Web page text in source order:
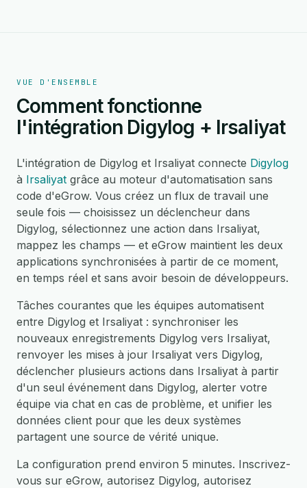
VUE D'ENSEMBLE
Comment fonctionne
l'intégration Digylog + Irsaliyat
L'intégration de Digylog et Irsaliyat connecte Digylog
à Irsaliyat grâce au moteur d'automatisation sans
code d'eGrow. Vous créez un flux de travail une
seule fois — choisissez un déclencheur dans
Digylog, sélectionnez une action dans Irsaliyat,
mappez les champs — et eGrow maintient les deux
applications synchronisées à partir de ce moment,
en temps réel et sans avoir besoin de développeurs.
Tâches courantes que les équipes automatisent
entre Digylog et Irsaliyat : synchroniser les
nouveaux enregistrements Digylog vers Irsaliyat,
renvoyer les mises à jour Irsaliyat vers Digylog,
déclencher plusieurs actions dans Irsaliyat à partir
d'un seul événement dans Digylog, alerter votre
équipe via chat en cas de problème, et unifier les
données client pour que les deux systèmes
partagent une source de vérité unique.
La configuration prend environ 5 minutes. Inscrivez-
vous sur eGrow, autorisez Digylog, autorisez